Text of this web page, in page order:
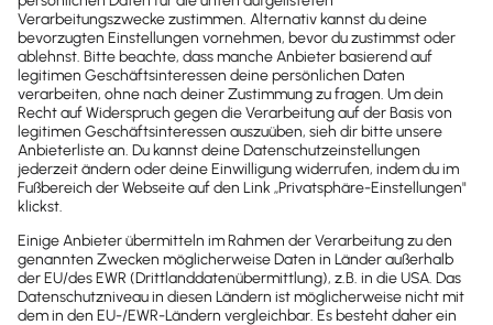
Kontakt
Sind noch Fragen offen?
Wir sind gerne für dich da.
0800-7234-254
Wir sind Mo-Fr von 8:00 – 18:00 Uhr für
dich da.